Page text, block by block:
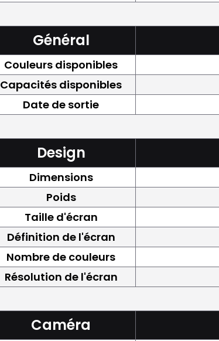
Général
Couleurs disponibles
Capacités disponibles
Date de sortie
Design
Dimensions
Poids
Taille d'écran
Définition de l'écran
Nombre de couleurs
Résolution de l'écran
Caméra